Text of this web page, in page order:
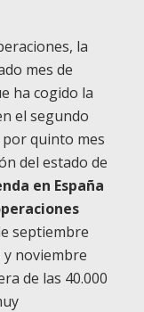
la
mes de
ha cogido la
el segundo
por quinto mes
del estado de
en España
septiembre
y noviembre
de las 40.000